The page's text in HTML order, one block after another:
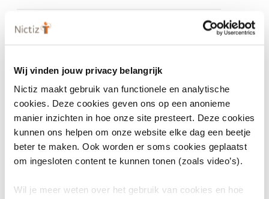
Wij vinden jouw privacy belangrijk
Nictiz maakt gebruik van functionele en analytische
cookies. Deze cookies geven ons op een anonieme
manier inzichten in hoe onze site presteert. Deze cookies
kunnen ons helpen om onze website elke dag een beetje
beter te maken. Ook worden er soms cookies geplaatst
om ingesloten content te kunnen tonen (zoals video’s).
Wil je meer weten over het gebruik van cookies en hoe
Indeling
Generieke specificatie
Soort generieke specificatie